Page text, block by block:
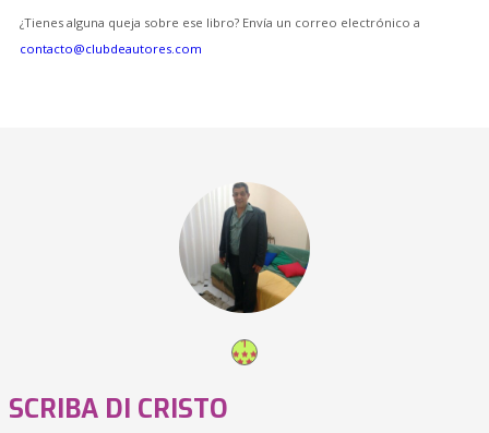
¿Tienes alguna queja sobre ese libro? Envía un correo electrónico a
contacto@clubdeautores.com
SCRIBA DI CRISTO